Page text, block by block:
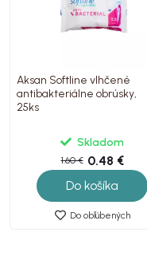
Aksan Softline vlhčené
antibakteriálne obrúsky,
25ks
Skladom
1.60 € 0.48 €
Do košíka
Do obľúbených